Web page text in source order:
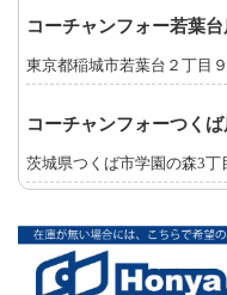
コーチャンフォー若葉台
東京都稲城市若葉台２丁目
コーチャンフォーつくば
茨城県つくば市学園の森3丁